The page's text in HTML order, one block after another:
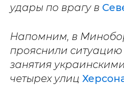
удары по врагу в
Напомним, в
прояснили ситуацию
занятия
четырех улиц